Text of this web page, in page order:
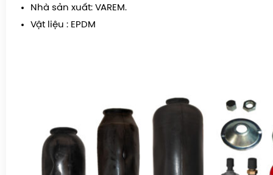
Nhà sản xuất: VAREM.
Vật liệu : EPDM